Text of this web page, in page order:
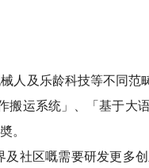
人及乐龄科技等不同
运系统」、「基于大
。
社区嘅需要研发更多